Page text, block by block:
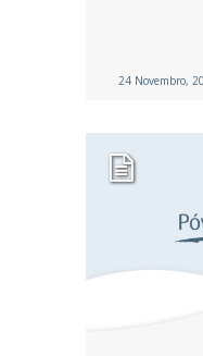
24 Novembro,